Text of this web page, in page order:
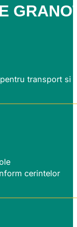
transport si
cerintelor